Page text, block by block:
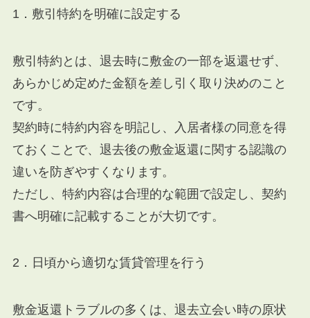
1．敷引特約を明確に設定する
敷引特約とは、退去時に敷金の一部を返還せず、
あらかじめ定めた金額を差し引く取り決めのこと
です。
契約時に特約内容を明記し、入居者様の同意を得
ておくことで、退去後の敷金返還に関する認識の
違いを防ぎやすくなります。
ただし、特約内容は合理的な範囲で設定し、契約
書へ明確に記載することが大切です。
2．日頃から適切な賃貸管理を行う
敷金返還トラブルの多くは、退去立会い時の原状